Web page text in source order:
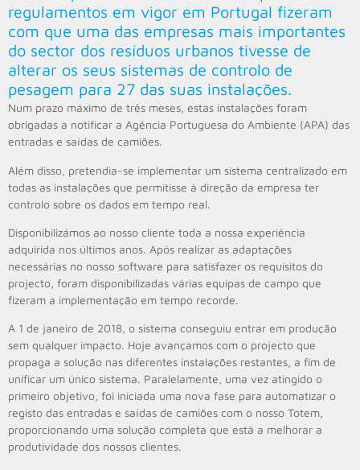
regulamentos em vigor em Portugal fizeram
com que uma das empresas mais importantes
do sector dos resíduos urbanos tivesse de
alterar os seus sistemas de controlo de
pesagem para 27 das suas instalações.
Num prazo máximo de três meses, estas instalações foram
obrigadas a notificar a Agência Portuguesa do Ambiente (APA) das
entradas e saídas de camiões.
Além disso, pretendia-se implementar um sistema centralizado em
todas as instalações que permitisse à direção da empresa ter
controlo sobre os dados em tempo real.
Disponibilizámos ao nosso cliente toda a nossa experiência
adquirida nos últimos anos. Após realizar as adaptações
necessárias no nosso software para satisfazer os requisitos do
projecto, foram disponibilizadas várias equipas de campo que
fizeram a implementação em tempo recorde.
A 1 de janeiro de 2018, o sistema conseguiu entrar em produção
sem qualquer impacto. Hoje avançamos com o projecto que
propaga a solução nas diferentes instalações restantes, a fim de
unificar um único sistema. Paralelamente, uma vez atingido o
primeiro objetivo, foi iniciada uma nova fase para automatizar o
registo das entradas e saídas de camiões com o nosso Totem,
proporcionando uma solução completa que está a melhorar a
produtividade dos nossos clientes.